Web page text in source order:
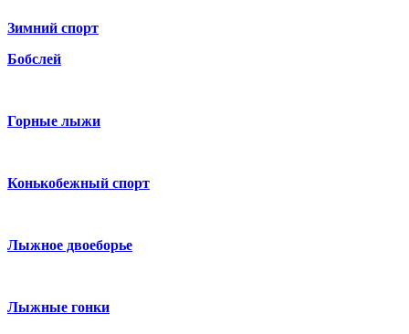
Зимний спорт
Бобслей
Горные лыжи
Конькобежный спорт
Лыжное двоеборье
Лыжные гонки